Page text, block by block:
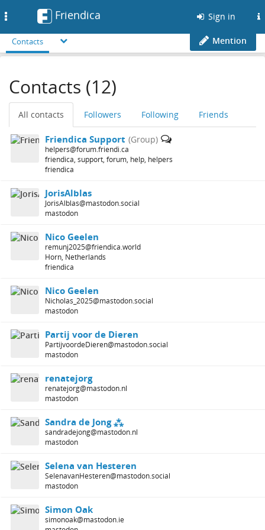
Friendica Sign in
Contacts Mention
Contacts (12)
All contacts Followers Following Friends
Friendica Support (Group)
helpers@forum.friendi.ca
friendica, support, forum, help, helpers
friendica
JorisAlblas
JorisAlblas@mastodon.social
mastodon
Nico Geelen
remunj2025@friendica.world
Horn, Netherlands
friendica
Nico Geelen
Nicholas_2025@mastodon.social
mastodon
Partij voor de Dieren
PartijvoordeDieren@mastodon.social
mastodon
renatejorg
renatejorg@mastodon.nl
mastodon
Sandra de Jong ⁂
sandradejong@mastodon.nl
mastodon
Selena van Hesteren
SelenavanHesteren@mastodon.social
mastodon
Simon Oak
simonoak@mastodon.ie